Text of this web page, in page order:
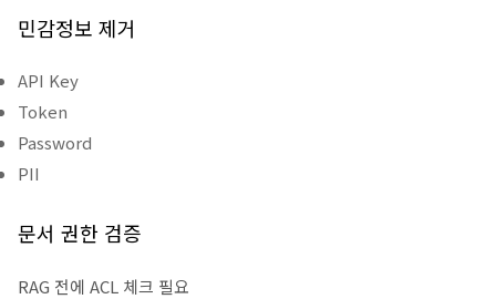
민감정보 제거
API Key
Token
Password
PII
문서 권한 검증
RAG 전에 ACL 체크 필요